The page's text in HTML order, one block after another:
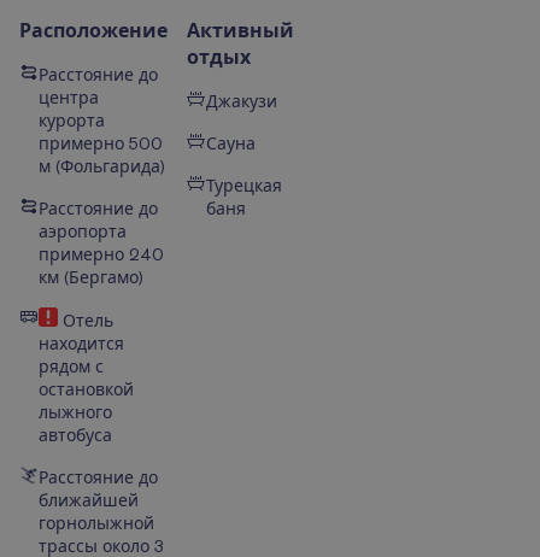
Расположение
Расстояние до
центра
курорта
примерно 500
м (Фольгарида)
Расстояние до
аэропорта
примерно 240
км (Бергамо)
Отель
находится
рядом с
остановкой
лыжного
автобуса
Расстояние до
ближайшей
горнолыжной
трассы около 3
Активный
отдых
Джакузи
Сауна
Турецкая
баня